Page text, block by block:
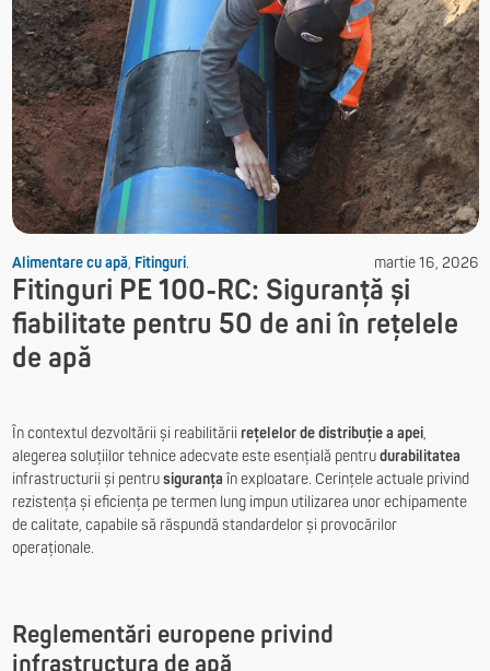
Alimentare cu apă, Fitinguri. martie 16, 2026
Fitinguri PE 100-RC: Siguranță și
fiabilitate pentru 50 de ani în rețelele
de apă
În contextul dezvoltării și reabilitării rețelelor de distribuție a apei,
alegerea soluțiilor tehnice adecvate este esențială pentrudurabilitatea
infrastructurii și pentrusiguranța în exploatare. Cerințele actuale privind
rezistența și eficiența pe termen lung impun utilizarea unor echipamente
de calitate, capabile să răspundă standardelor și provocărilor
operaționale.
Reglementări europene privind
infrastructura de apă